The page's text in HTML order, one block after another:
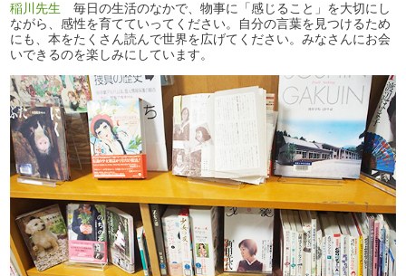
稲川先生 毎日の生活のなかで、物事に「感じること」を大切にし
ながら、感性を育てていってください。自分の言葉を見つけるため
にも、本をたくさん読んで世界を広げてください。みなさんにお会
いできるのを楽しみにしています。